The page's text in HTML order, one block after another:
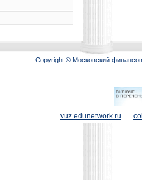
Copyright © Московский
vuz.edunetwork.ru